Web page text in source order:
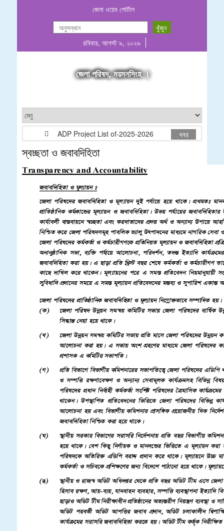
জেলা ওয়েব পোর্টাল
রবিবার, আগস্ট ৯, ২০২৬
জেলা পরিষদ, ময়মনসিংহ ।
ADP Project List of-2025-2026 গাছ বিক্রয়ের
খবর
স্বচ্ছতা ও জবাবদিহিতা